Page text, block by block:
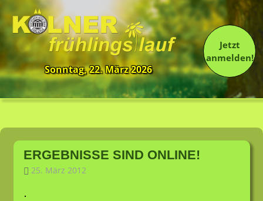
13.
Kölner
Sonntag, 22. März 2026
Jetzt
anmelden!
Zum
Inhalt
springenERGEBNISSE SIND ONLINE!
25. März 2012